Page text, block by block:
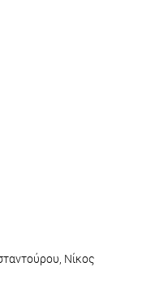
Νίκος